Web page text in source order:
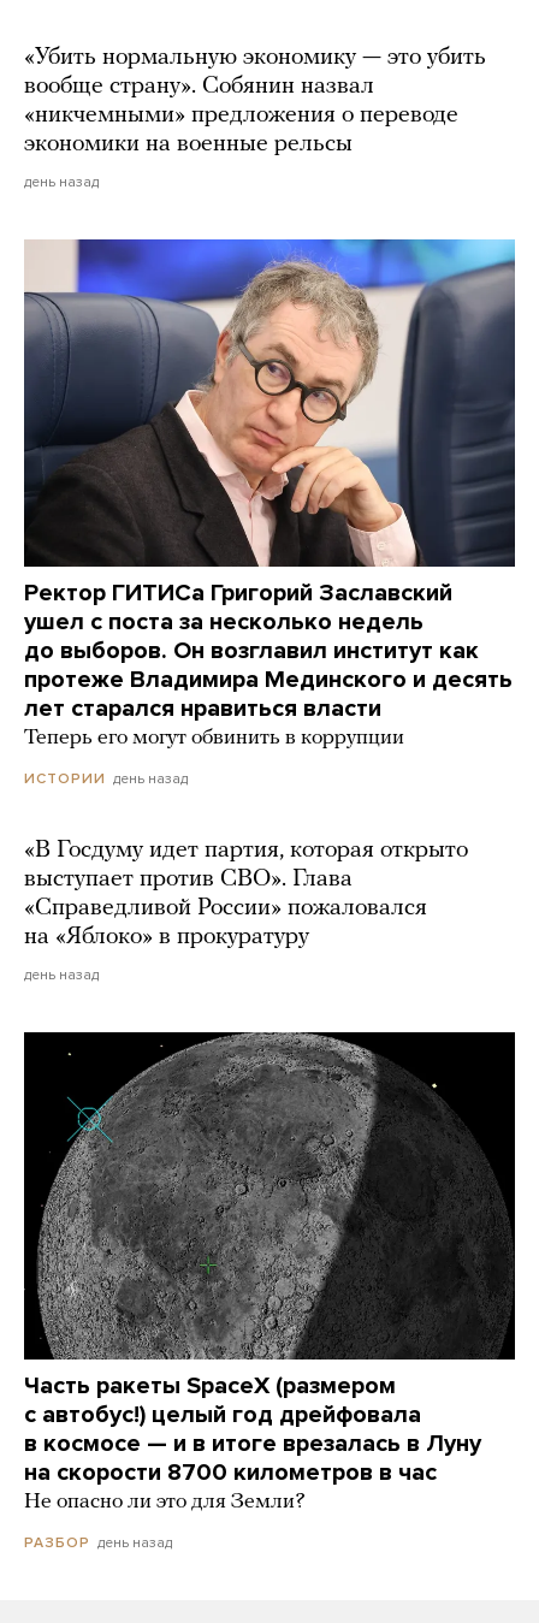
«Убить нормальную экономику — это убить
вообще страну». Собянин назвал
«никчемными» предложения о переводе
экономики на военные рельсы
день назад
Ректор ГИТИСа Григорий Заславский
ушел с поста за несколько недель
до выборов. Он возглавил институт как
протеже Владимира Мединского и десять
лет старался нравиться власти
Теперь его могут обвинить в коррупции
ИСТОРИИ день назад
«В Госдуму идет партия, которая открыто
выступает против СВО». Глава
«Справедливой России» пожаловался
на «Яблоко» в прокуратуру
день назад
Часть ракеты SpaceX (размером
с автобус!) целый год дрейфовала
в космосе — и в итоге врезалась в Луну
на скорости 8700 километров в час
Не опасно ли это для Земли?
РАЗБОР день назад